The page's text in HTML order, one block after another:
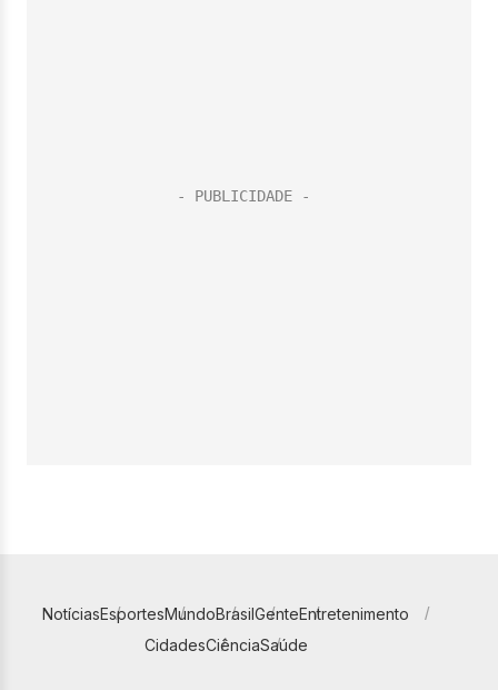
NotíciasEsportesMundoBrasilGenteEntretenimento
CidadesCiênciaSaúde